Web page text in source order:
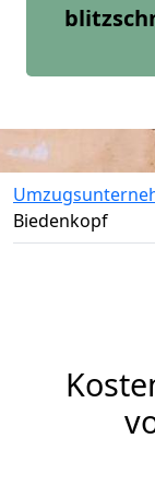
Biedenkopf